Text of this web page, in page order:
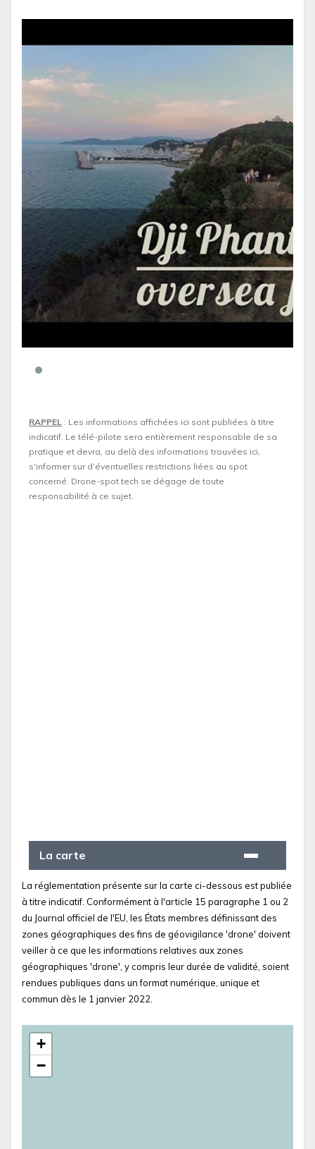
RAPPEL : Les informations affichées ici sont publiées à titre
indicatif. Le télé-pilote sera entièrement responsable de sa
pratique et devra, au delà des informations trouvées ici,
s'informer sur d’éventuelles restrictions liées au spot
concerné. Drone-spot.tech se dégage de toute
responsabilité à ce sujet.
La carte
La réglementation présente sur la carte ci-dessous est publiée
à titre indicatif. Conformément à l'article 15 paragraphe 1 ou 2
du Journal officiel de l'EU, les États membres définissant des
zones géographiques des fins de géovigilance 'drone' doivent
veiller à ce que les informations relatives aux zones
géographiques 'drone', y compris leur durée de validité, soient
rendues publiques dans un format numérique, unique et
commun dès le 1 janvier 2022.